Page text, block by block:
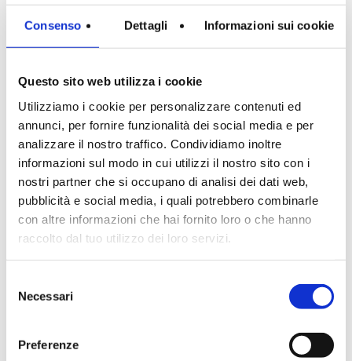
Consenso Dettagli Informazioni sui cookie
Questo sito web utilizza i cookie
Utilizziamo i cookie per personalizzare contenuti ed
annunci, per fornire funzionalità dei social media e per
analizzare il nostro traffico. Condividiamo inoltre
informazioni sul modo in cui utilizzi il nostro sito con i
nostri partner che si occupano di analisi dei dati web,
pubblicità e social media, i quali potrebbero combinarle
con altre informazioni che hai fornito loro o che hanno
raccolto dal tuo utilizzo dei loro servizi.
delNecessari
Preferenze